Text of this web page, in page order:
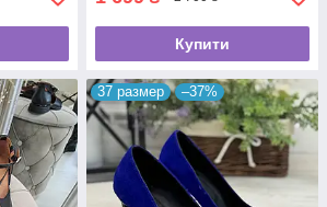
Купити
37 размер –37%